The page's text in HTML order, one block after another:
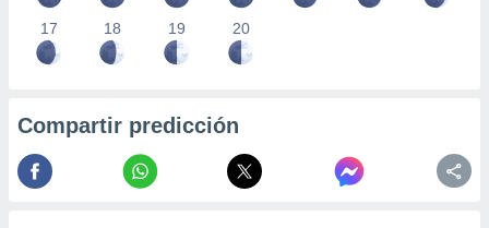
17 18 19 20
Compartir predicción